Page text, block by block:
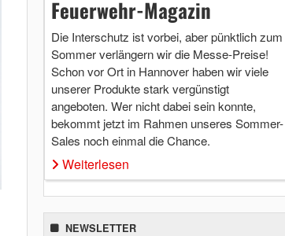
Feuerwehr-Magazin
Die Interschutz ist vorbei, aber pünktlich zum
Sommer verlängern wir die Messe-Preise!
Schon vor Ort in Hannover haben wir viele
unserer Produkte stark vergünstigt
angeboten. Wer nicht dabei sein konnte,
bekommt jetzt im Rahmen unseres Sommer-
Sales noch einmal die Chance.
Weiterlesen
NEWSLETTER